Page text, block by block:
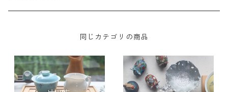
ティーバッグ - Tea Bag -
大容量
同じカテゴリの商品